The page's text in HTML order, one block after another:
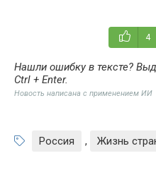
4
Нашли ошибку в тексте?
Ctrl + Enter.
Новость написана с применением ИИ
Россия , Жизнь